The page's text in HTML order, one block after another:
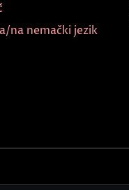
na nemački jezik